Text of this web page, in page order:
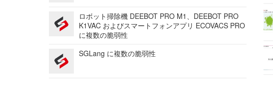
ロボット掃除機 DEEBOT PRO M1、DEEBOT PRO
K1VAC およびスマートフォンアプリ ECOVACS PRO
に複数の脆弱性
SGLang に複数の脆弱性